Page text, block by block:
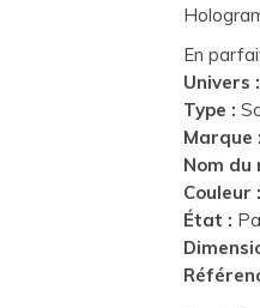
En
Univers :
Type :
Marque :
Nom du
Couleur :
État :